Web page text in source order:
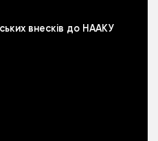
внесків до НААКУ